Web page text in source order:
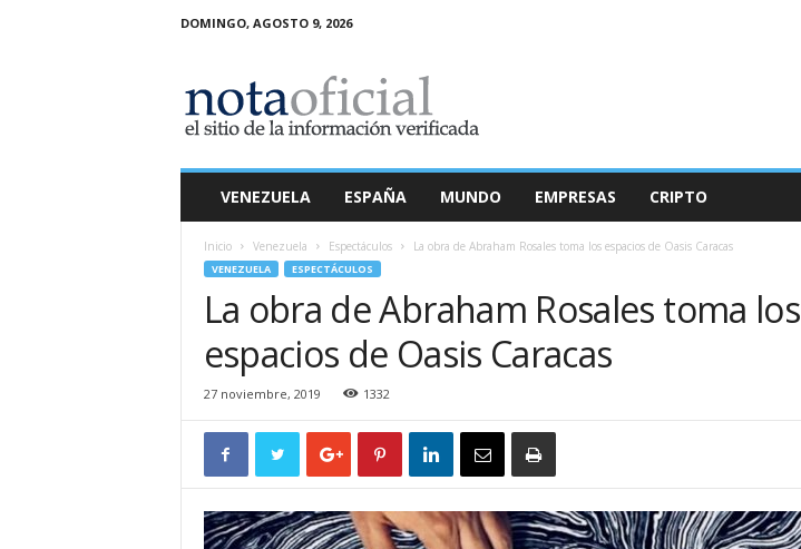
DOMINGO, AGOSTO 9, 2026
a
O
VENEZUELA ESPAÑA MUNDO EMPRESAS CRIPTO
Inicio Venezuela Espectáculos La obra de Abraham Rosales toma los espacios de Oasis Caracas
VENEZUELA ESPECTÁCULOS
La obra de Abraham Rosales toma los
espacios de Oasis Caracas
27 noviembre, 2019 1332